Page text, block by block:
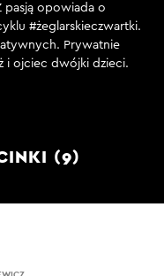
pasją opowiada o
#żeglarskieczwartki.
Prywatnie
i ojciec dwójki dzieci.
(9)